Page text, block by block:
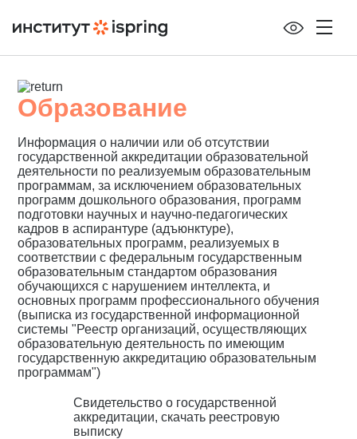
Образование
Информация о наличии или об отсутствии
государственной аккредитации образовательной
деятельности по реализуемым образовательным
программам, за исключением образовательных
программ дошкольного образования, программ
подготовки научных и научно-педагогических
кадров в аспирантуре (адъюнктуре),
образовательных программ, реализуемых в
соответствии с федеральным государственным
образовательным стандартом образования
обучающихся с нарушением интеллекта, и
основных программ профессионального обучения
(выписка из государственной информационной
системы "Реестр организаций, осуществляющих
образовательную деятельность по имеющим
государственную аккредитацию образовательным
программам")
Свидетельство о государственной
аккредитации,скачать реестровую
выписку